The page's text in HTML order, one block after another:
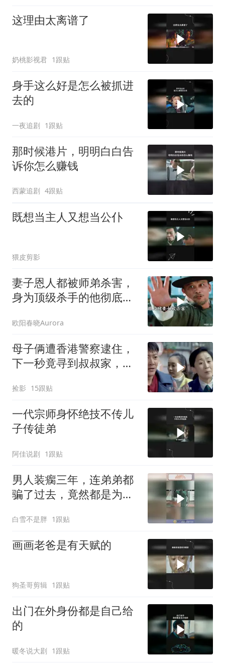
这理由太离谱了
奶桃影视君 1跟贴
身手这么好是怎么被抓进
去的
一夜追剧 1跟贴
那时候港片，明明白白告
诉你怎么赚钱
西蒙追剧 4跟贴
既想当主人又想当公仆
猥皮剪影
妻子恩人都被师弟杀害，
身为顶级杀手的他彻底怒
欧阳春晓Aurora
母子俩遭香港警察逮住，
下一秒竟寻到叔叔家，瞬
捡影 15跟贴
一代宗师身怀绝技不传儿
子传徒弟
阿佳说剧 1跟贴
男人装瘸三年，连弟弟都
骗了过去，竟然都是为了
白雪不是胖 1跟贴
画画老爸是有天赋的
狗圣哥剪辑 1跟贴
出门在外身份都是自己给
的
暖冬说大剧 1跟贴